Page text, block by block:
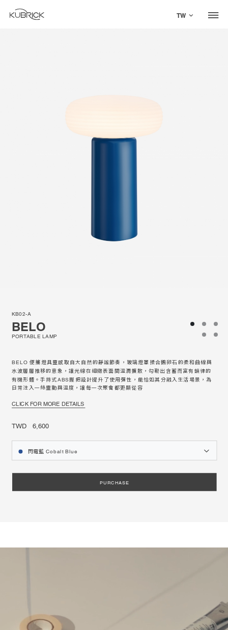
TW
Global Site
中文
KB02-A
BELO
PORTABLE LAMP
BELO 便攜燈具靈感取自大自然的靜謐節奏，玻璃燈罩揉合鵝卵石的柔和曲線與
水波層層推移的意象，讓光線在細緻表面間溫潤擴散，勾勒出含蓄而富有韻律的
有機形體。手持式ABS握把設計提升了使用彈性，能恰如其分融入生活場景，為
日常注入一絲靈動與溫度，讓每一次聚會都更顯從容
CLICK FOR MORE DETAILS
TWD 6,600
閃電藍 Cobalt Blue
PURCHASE